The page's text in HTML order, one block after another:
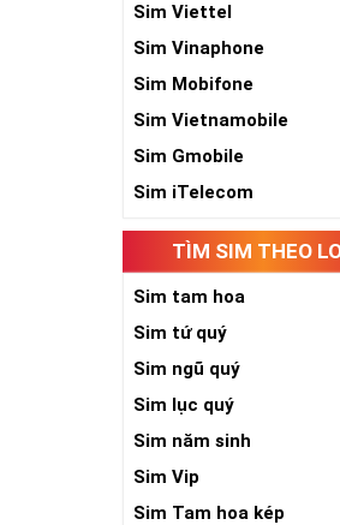
Sim Viettel
Sim Vinaphone
Sim Mobifone
Sim Vietnamobile
Sim Gmobile
Sim iTelecom
TÌM SIM THEO
Sim tam hoa
Sim tứ quý
Sim ngũ quý
Sim lục quý
Sim năm sinh
Sim Vip
Sim Tam hoa kép